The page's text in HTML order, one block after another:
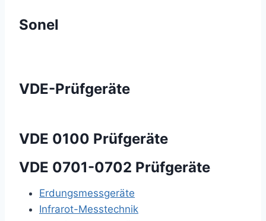
Sonel
VDE-Prüfgeräte
VDE 0100 Prüfgeräte
VDE 0701-0702 Prüfgeräte
Erdungsmessgeräte
Infrarot-Messtechnik